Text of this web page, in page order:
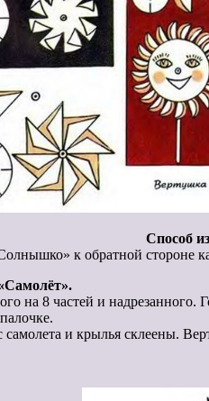
Способ
к обратной стороне
на 8 частей и надрезанного.
и крылья склеены.